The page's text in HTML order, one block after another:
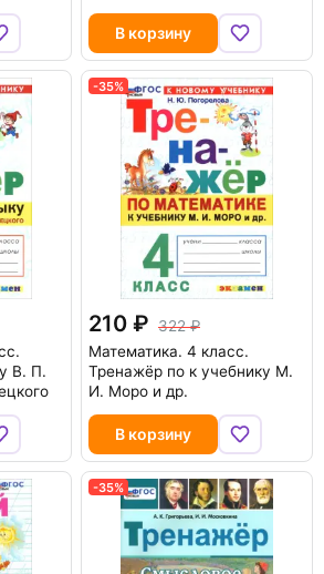
В корзину
В. П.
-35%
210
322
Математика. 4 класс.
Тренажёр по к учебнику М.
И. Моро и др.
В корзину
-35%